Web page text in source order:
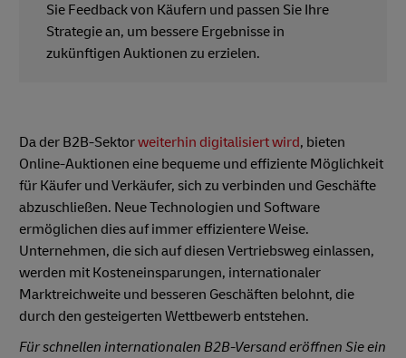
Sie Feedback von Käufern und passen Sie Ihre
Strategie an, um bessere Ergebnisse in
zukünftigen Auktionen zu erzielen.
Da der B2B-Sektorweiterhin digitalisiert wird, bieten
Online-Auktionen eine bequeme und effiziente Möglichkeit
für Käufer und Verkäufer, sich zu verbinden und Geschäfte
abzuschließen. Neue Technologien und Software
ermöglichen dies auf immer effizientere Weise.
Unternehmen, die sich auf diesen Vertriebsweg einlassen,
werden mit Kosteneinsparungen, internationaler
Marktreichweite und besseren Geschäften belohnt, die
durch den gesteigerten Wettbewerb entstehen.
Für schnellen internationalen B2B-Versand eröffnen Sie ein